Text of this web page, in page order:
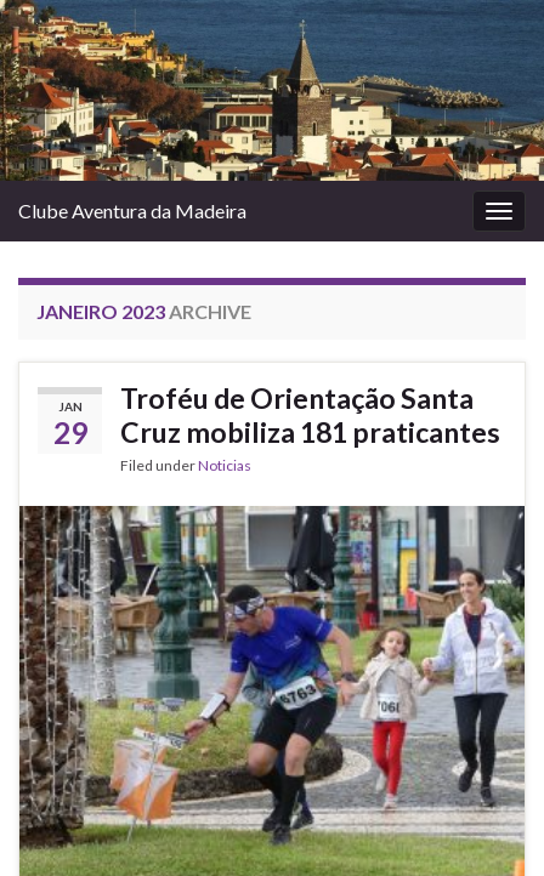
Clube Aventura da Madeira
JANEIRO 2023ARCHIVE
JAN
29
Troféu de Orientação Santa
Cruz mobiliza 181 praticantes
Filed underNoticias